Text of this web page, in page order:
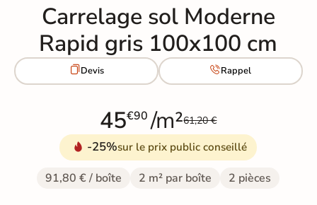
Carrelage sol Moderne
Rapid gris 100x100 cm
Devis Rappel
45€90 /m²61,20 €
-25%sur le prix public conseillé
91,80 € / boîte 2 m² par boîte 2 pièces